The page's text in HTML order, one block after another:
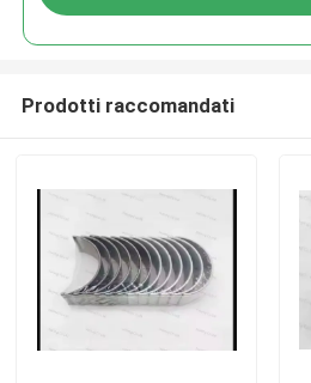
Prodotti raccomandati